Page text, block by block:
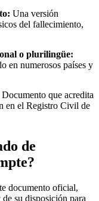
Una versión
del fallecimiento,
o plurilingüe:
en numerosos países y
Documento que acredita
en el Registro Civil de
de
?
documento oficial,
su disposición para